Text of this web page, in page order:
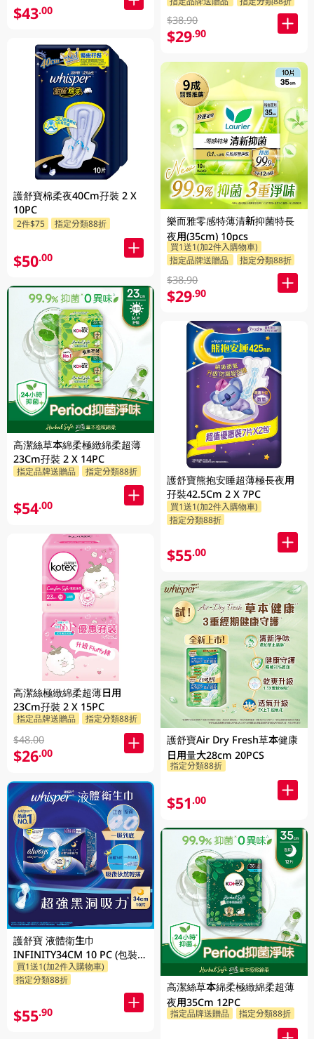
$43.00
護舒寶棉柔夜40Cm孖裝 2 X
10PC
2件$75 指定分類88折
$50.00
高潔絲草本綿柔極緻綿柔超薄
23Cm孖裝 2 X 14PC
指定品牌送贈品 指定分類88折
$54.00
高潔絲極緻綿柔超薄日用
23Cm孖裝 2 X 15PC
指定品牌送贈品 指定分類88折
$48.00
$26.00
護舒寶 液體衛生巾
INFINITY34CM 10 PC (包裝隨
機發放)
買1送1(加2件入購物車)
指定分類88折
$55.90
$38.90
$29.90
樂而雅零感特薄清新抑菌特長
夜用(35cm) 10pcs
買1送1(加2件入購物車)
指定品牌送贈品
指定分類88折
$38.90
$29.90
護舒寶熊抱安睡超薄極長夜用
孖裝42.5Cm 2 X 7PC
買1送1(加2件入購物車)
指定分類88折
$55.00
護舒寶Air Dry Fresh草本健康
日用量大28cm 20PCS
指定分類88折
$51.00
高潔絲草本綿柔極緻綿柔超薄
夜用35Cm 12PC
指定品牌送贈品 指定分類88折